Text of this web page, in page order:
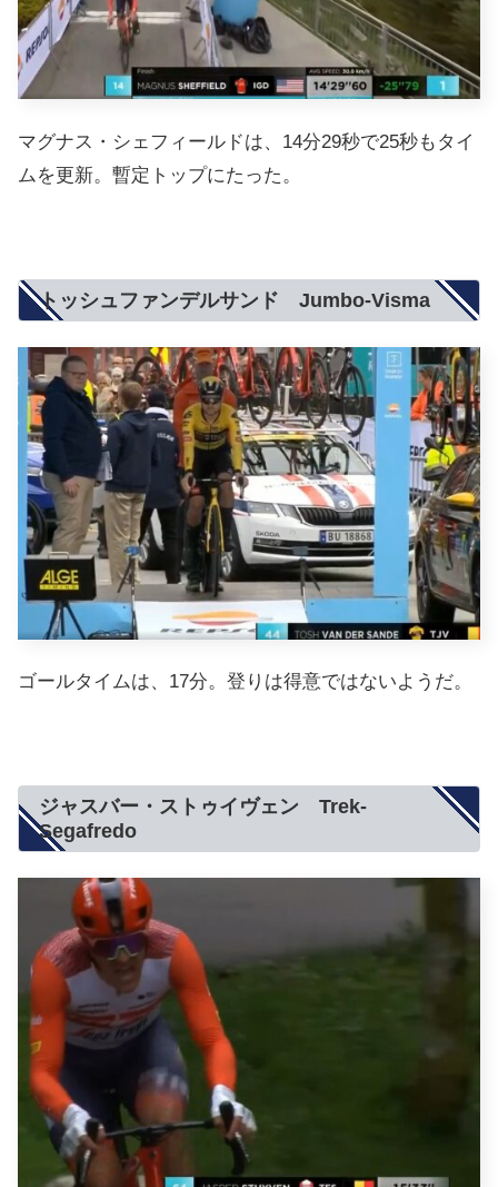
マグナス・シェフィールドは、14分29秒で25秒もタイ
ムを更新。暫定トップにたった。
トッシュファンデルサンド Jumbo-Visma
ゴールタイムは、17分。登りは得意ではないようだ。
ジャスバー・ストゥイヴェン Trek-
Segafredo